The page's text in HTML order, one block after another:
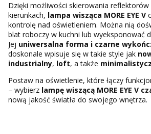
Dzięki możliwości skierowania reflektorów
kierunkach, lampa wisząca MORE EYE V
kontrolę nad oświetleniem. Można nią
blat roboczy w kuchni lub wyeksponować
Jej uniwersalna forma i czarne
doskonale wpisuje się w takie style jak
industrialny, loft, a także
Postaw na oświetlenie, które łączy
– wybierz lampę wiszącą MORE EYE V
nową jakość światła do swojego wnętrza.